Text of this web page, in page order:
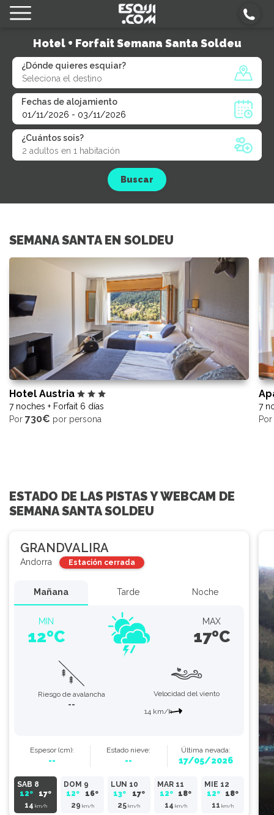
Hotel + Forfait Semana Santa Soldeu
¿Dónde quieres esquiar?
Fechas de alojamiento
¿Cuántos sois?
Buscar
SEMANA SANTA EN SOLDEU
Hotel Austria
7 noches + Forfait 6 días
Por 730€ por persona
7
Por
ESTADO DE LAS PISTAS Y WEBCAM DE
SEMANA SANTA SOLDEU
GRANDVALIRA
Andorra Estación cerrada
Mañana Tarde Noche
MIN
12ºC
MAX
17ºC
Riesgo de avalancha
--
Velocidad del viento
14 km/h
Espesor(cm):
--
Estado nieve:
--
Última nevada:
17/05/2026
SAB 8
12º
17º
14 km/h
DOM 9
12º
16º
29 km/h
LUN 10
13º
17º
25 km/h
MAR 11
12º
18º
14 km/h
MIE 12
12º
18º
11 km/h